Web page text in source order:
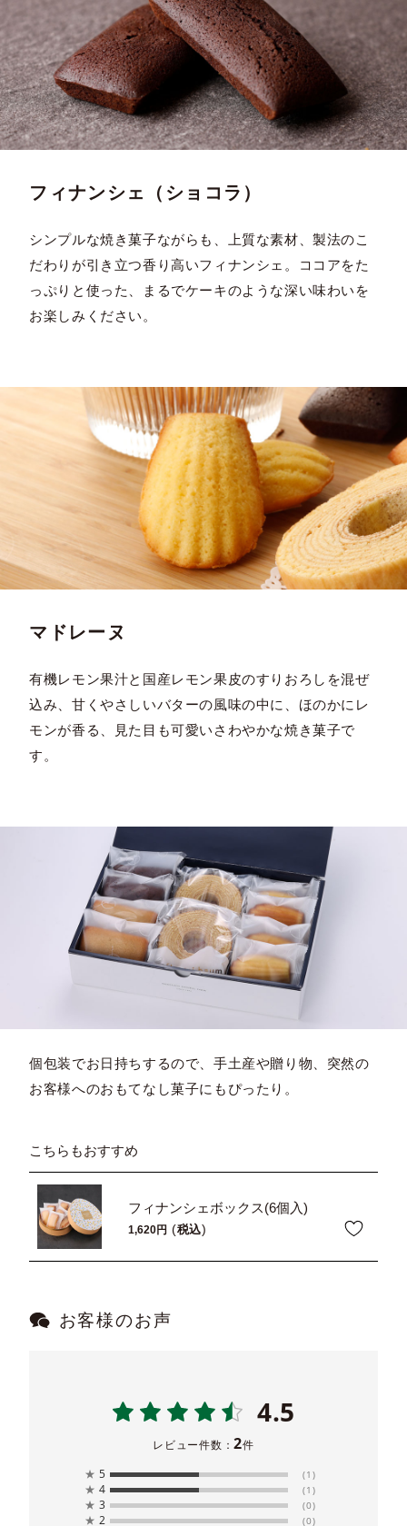
フィナンシェ（ショコラ）
シンプルな焼き菓子ながらも、上質な素材、製法のこ
だわりが引き立つ香り高いフィナンシェ。ココアをた
っぷりと使った、まるでケーキのような深い味わいを
お楽しみください。
マドレーヌ
有機レモン果汁と国産レモン果皮のすりおろしを混ぜ
込み、甘くやさしいバターの風味の中に、ほのかにレ
モンが香る、見た目も可愛いさわやかな焼き菓子で
す。
個包装でお日持ちするので、手土産や贈り物、突然の
お客様へのおもてなし菓子にもぴったり。
こちらもおすすめ
フィナンシェボックス(6個入)
1,620 税込
お客様のお声
4.5
レビュー件数：2件
★ 5 (1)
★ 4 (1)
★ 3 (0)
★ 2 (0)